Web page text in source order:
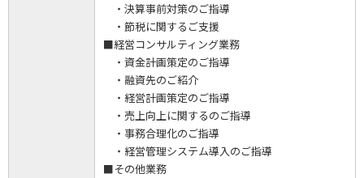
・決算事前対策のご指導
・節税に関するご支援
■経営コンサルティング業務
・資金計画策定のご指導
・融資先のご紹介
・経営計画策定のご指導
・売上向上に関するのご指導
・事務合理化のご指導
・経営管理システム導入のご指導
■その他業務